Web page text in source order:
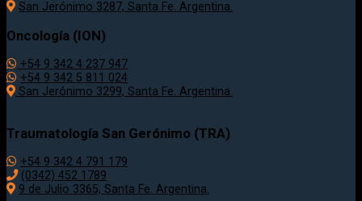
San Jerónimo 3287, Santa Fe. Argentina.
Oncología (ION)
+54 9 342 4 237 947
+54 9 342 5 811 024
San Jerónimo 3299, Santa Fe. Argentina.
Traumatología San Gerónimo (TRA)
+54 9 342 4 791 179
(0342) 452 1789
9 de Julio 3365, Santa Fe. Argentina.